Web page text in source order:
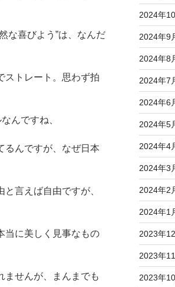
な喜びよう”は、なんだ
ストレート。思わず拍
んですね、
るんですが、なぜ日本
言えば自由ですが、
当に美しく見事なもの
ませんが、まんまでも
2024年
2024年9
2024年8
2024年7
2024年6
2024年5
2024年4
2024年3
2024年2
2024年1
2023年
2023年
2023年